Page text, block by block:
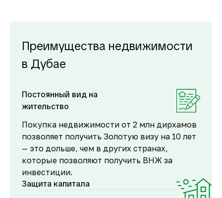
Преимущества недвижимости
в Дубае
Постоянный вид на
жительство
Покупка недвижимости от 2 млн дирхамов
позволяет получить Золотую визу на 10 лет
— это дольше, чем в других странах,
которые позволяют получить ВНЖ за
инвестиции.
Защита капитала